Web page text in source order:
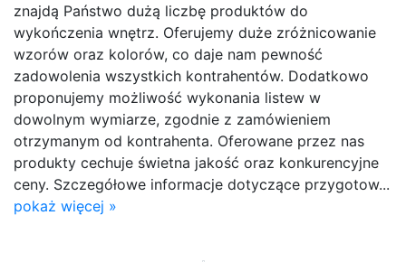
znajdą Państwo dużą liczbę produktów do
wykończenia wnętrz. Oferujemy duże zróżnicowanie
wzorów oraz kolorów, co daje nam pewność
zadowolenia wszystkich kontrahentów. Dodatkowo
proponujemy możliwość wykonania listew w
dowolnym wymiarze, zgodnie z zamówieniem
otrzymanym od kontrahenta. Oferowane przez nas
produkty cechuje świetna jakość oraz konkurencyjne
ceny. Szczegółowe informacje dotyczące przygotow...
pokaż więcej »